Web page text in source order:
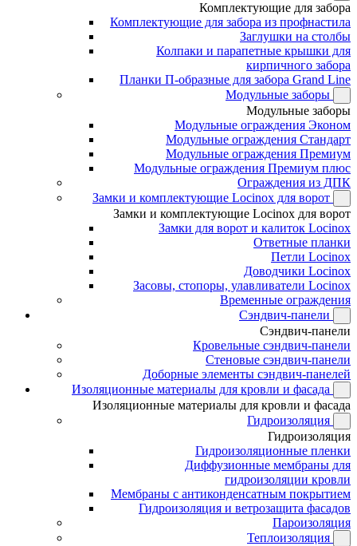
Комплектующие для забора
Комплектующие для забора из профнастила
Заглушки на столбы
Колпаки и парапетные крышки для
кирпичного забора
Планки П-образные для забора Grand Line
Модульные заборы
Модульные заборы
Модульные ограждения Эконом
Модульные ограждения Стандарт
Модульные ограждения Премиум
Модульные ограждения Премиум плюс
Ограждения из ДПК
Замки и комплектующие Locinox для ворот
Замки и комплектующие Locinox для ворот
Замки для ворот и калиток Locinox
Ответные планки
Петли Locinox
Доводчики Locinox
Засовы, стопоры, улавливатели Locinox
Временные ограждения
Сэндвич-панели
Сэндвич-панели
Кровельные сэндвич-панели
Стеновые сэндвич-панели
Доборные элементы сэндвич-панелей
Изоляционные материалы для кровли и фасада
Изоляционные материалы для кровли и фасада
Гидроизоляция
Гидроизоляция
Гидроизоляционные пленки
Диффузионные мембраны для
гидроизоляции кровли
Мембраны с антиконденсатным покрытием
Гидроизоляция и ветрозащита фасадов
Пароизоляция
Теплоизоляция